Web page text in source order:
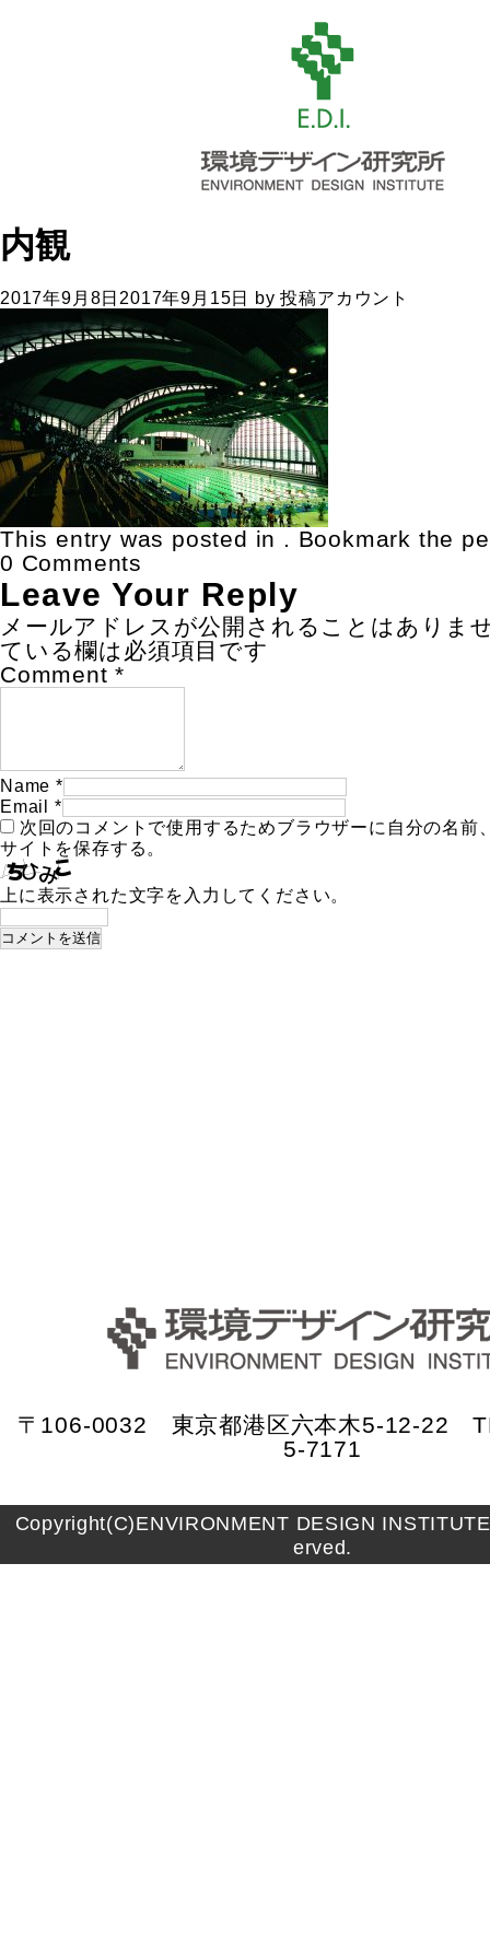
内観
2017年9月8日 2017年9月15日 by投稿アカウント
This entry was posted in . Bookmark the
0 Comments
Leave Your Reply
メールアドレスが公開されることはありま
ている欄は必須項目です
Comment *
Name *
Email
*
次回のコメントで使用するためブラウザーに自分の名前
サイトを保存する。
上に表示された文字を入力してください。
〒106-0032 東京都港区六本木5-12-22
5-7171
Copyright(C)ENVIRONMENT DESIGN
erved.